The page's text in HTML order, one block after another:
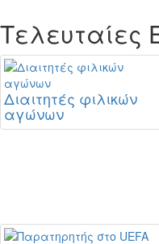
Τελευταίες
Διαιτητές φιλικών
αγώνων